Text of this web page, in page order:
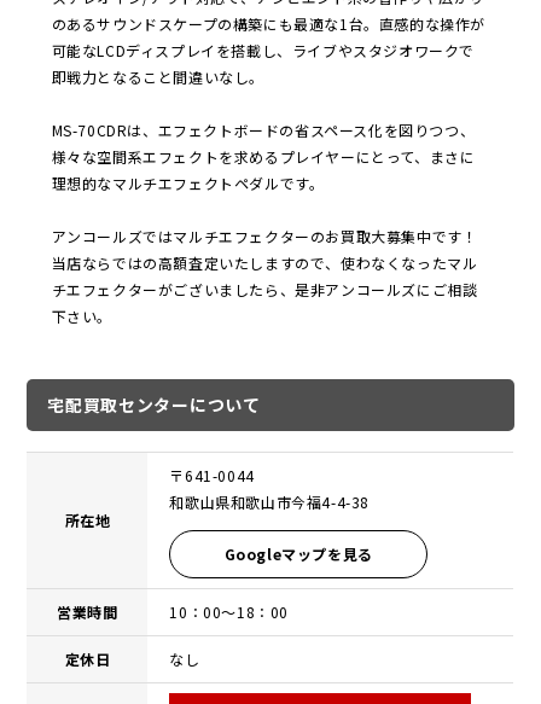
のあるサウンドスケープの構築にも最適な1台。直感的な操作が
可能なLCDディスプレイを搭載し、ライブやスタジオワークで
即戦力となること間違いなし。
MS-70CDRは、エフェクトボードの省スペース化を図りつつ、
様々な空間系エフェクトを求めるプレイヤーにとって、まさに
理想的なマルチエフェクトペダルです。
アンコールズではマルチエフェクターのお買取大募集中です！
当店ならではの高額査定いたしますので、使わなくなったマル
チエフェクターがございましたら、是非アンコールズにご相談
下さい。
宅配買取センターについて
所在地
〒641-0044
和歌山県和歌山市今福4-4-38
Googleマップを見る
営業時間 10：00〜18：00
定休日 なし